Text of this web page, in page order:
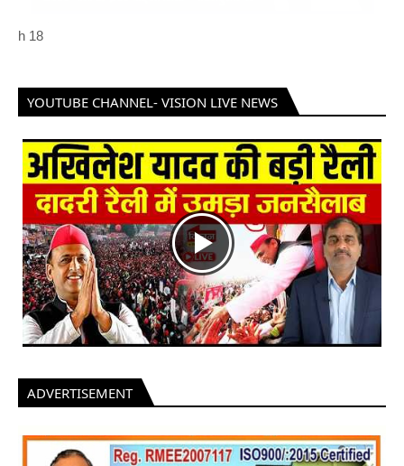
h 18
YOUTUBE CHANNEL- VISION LIVE NEWS
ADVERTISEMENT